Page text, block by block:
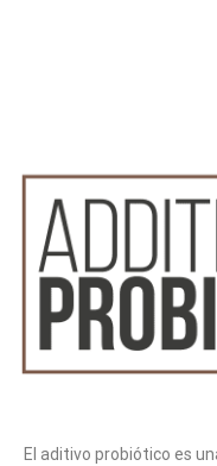
El aditivo probiótico es